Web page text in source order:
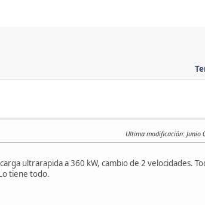
Ultima modificación: Junio
ultrarapida a 360 kW, cambio de 2 velocidades.
tiene todo.